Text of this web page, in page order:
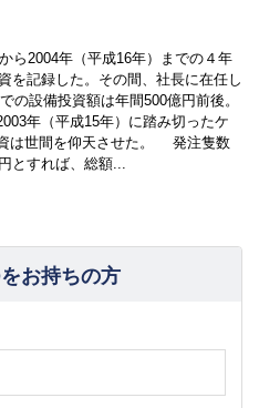
ら2004年（平成16年）までの４年
を記録した。その間、社長に在任し
設備投資額は年間500億円前後。
年（平成15年）に踏み切ったケ
は世間を仰天させた。 発注隻数
とすれば、総額...
お持ちの方